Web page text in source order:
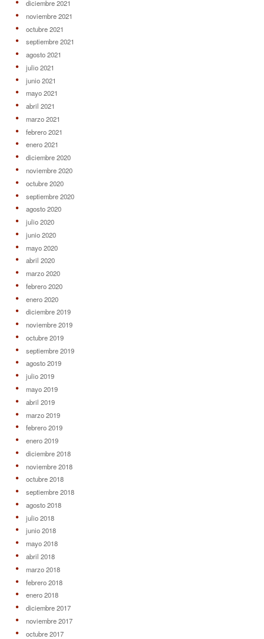
diciembre 2021
noviembre 2021
octubre 2021
septiembre 2021
agosto 2021
julio 2021
junio 2021
mayo 2021
abril 2021
marzo 2021
febrero 2021
enero 2021
diciembre 2020
noviembre 2020
octubre 2020
septiembre 2020
agosto 2020
julio 2020
junio 2020
mayo 2020
abril 2020
marzo 2020
febrero 2020
enero 2020
diciembre 2019
noviembre 2019
octubre 2019
septiembre 2019
agosto 2019
julio 2019
mayo 2019
abril 2019
marzo 2019
febrero 2019
enero 2019
diciembre 2018
noviembre 2018
octubre 2018
septiembre 2018
agosto 2018
julio 2018
junio 2018
mayo 2018
abril 2018
marzo 2018
febrero 2018
enero 2018
diciembre 2017
noviembre 2017
octubre 2017